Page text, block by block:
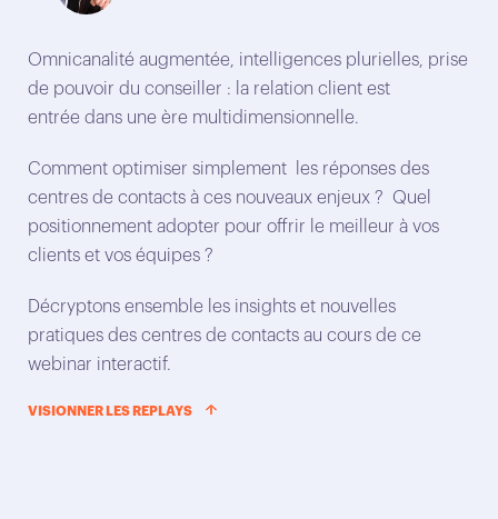
Omnicanalité augmentée, intelligences plurielles, prise
de pouvoir du conseiller : la relation client est
entrée dans une ère multidimensionnelle.
Comment optimiser simplement les réponses des
centres de contacts à ces nouveaux enjeux ? Quel
positionnement adopter pour offrir le meilleur à vos
clients et vos équipes ?
Décryptons ensemble les insights et nouvelles
pratiques des centres de contacts au cours de ce
webinar interactif.
VISIONNER LES REPLAYS